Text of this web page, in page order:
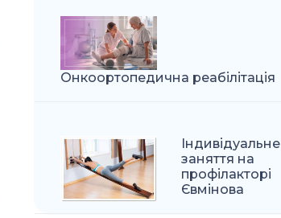
Онкоортопедична реабілітація
Індивідуальне
заняття на
профілакторі
Євмінова